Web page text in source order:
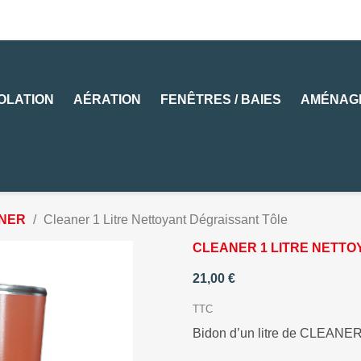
AÉRATION FENÊTRES / BAIES
Cleaner 1 Litre Nettoyant Dégraissant Tôle
CLEANER 1 LITRE
21,00 €
TTC
Bidon d’un litre de